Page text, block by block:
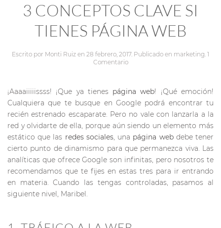
3 CONCEPTOS CLAVE SI
TIENES PÁGINA WEB
Escrito por Monti Ruiz en 28 febrero, 2017. Publicado en marketing. 1
Comentario
¡Aaaaiiiiissss! ¡Que ya tienes página web! ¡Qué emoción!
Cualquiera que te busque en Google podrá encontrar tu
recién estrenado escaparate. Pero no vale con lanzarla a la
red y olvidarte de ella, porque aún siendo un elemento más
estático que las redes sociales, una página webdebe tener
cierto punto de dinamismo para que permanezca viva. Las
analíticas que ofrece Google son infinitas, pero nosotros te
recomendamos que te fijes en estas tres para ir entrando
en materia. Cuando las tengas controladas, pasamos al
siguiente nivel, Maribel.